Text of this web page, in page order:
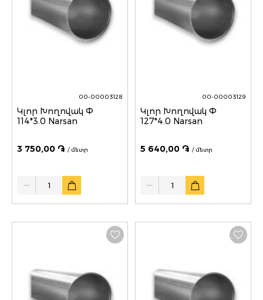
00-00003128
Կլոր Խողովակ Փ
114*3.0 Narsan
3 750,00 ֏ / մետր
Quantity
00-00003129
Կլոր Խողովակ Փ
127*4.0 Narsan
5 640,00 ֏ / մետր
Quantity